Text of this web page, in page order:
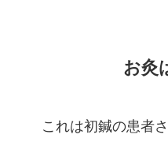
お灸
これは初鍼の患者